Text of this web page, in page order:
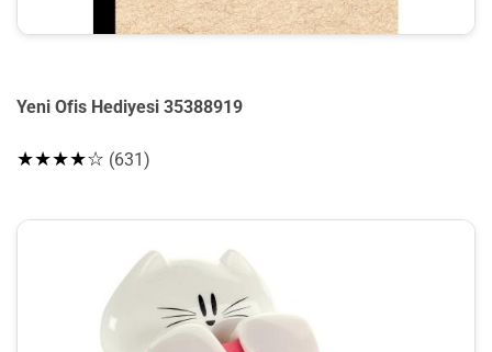
Yeni Ofis Hediyesi 35388919
★★★★☆ (631)